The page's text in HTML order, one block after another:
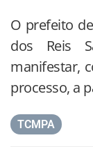
O prefeito
dos Reis
manifestar,
processo, a
TCMPA